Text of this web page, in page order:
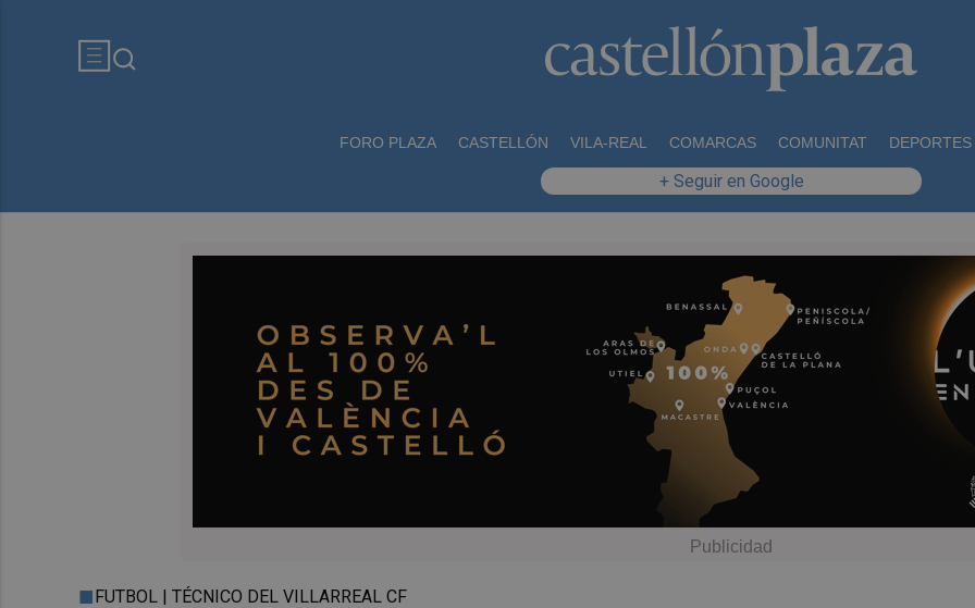
FORO PLAZA CASTELLÓN VILA-REAL COMARCAS COMUNITAT DEPORTES
+ Seguir en Google
FUTBOL | TÉCNICO DEL VILLARREAL CF